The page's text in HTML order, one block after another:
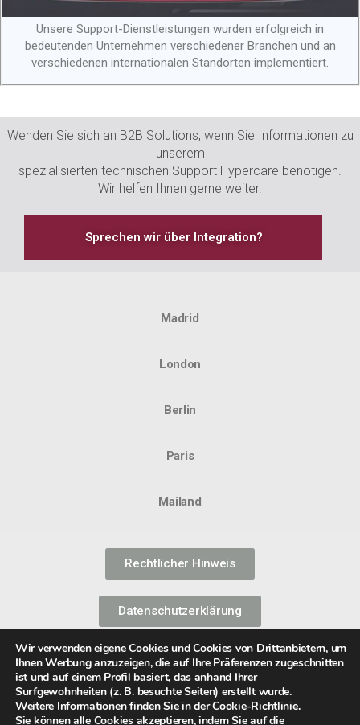
Unsere Support-Dienstleistungen wurden erfolgreich in
bedeutenden Unternehmen verschiedener Branchen und an
verschiedenen internationalen Standorten implementiert.
Wenden Sie sich an B2B Solutions, wenn Sie Informationen zu
unserem
spezialisierten technischen Support Hypercare benötigen.
Wir helfen Ihnen gerne weiter.
Sprechen wir über Integration?
Madrid
London
Berlin
Paris
Mailand
Rechtlicher Hinweis
Datenschutzerklärung
Informationssicherheitspolitik
Cookie-Richtlinie
Wir verwenden eigene Cookies und Cookies von Drittanbietern, um
Ihnen Werbung anzuzeigen, die auf Ihre Präferenzen zugeschnitten
ist und auf einem Profil basiert, das anhand Ihrer
Surfgewohnheiten (z. B. besuchte Seiten) erstellt wurde.
Weitere Informationen finden Sie in derCookie-Richtlinie.
Sie können alle Cookies akzeptieren, indem Sie auf die